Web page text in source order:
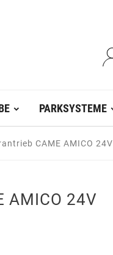
PARKSYSTEME
CAME AMICO 24V
AMICO 24V